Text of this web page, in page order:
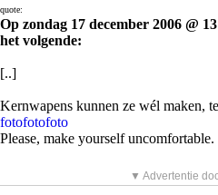
quote:
Op zondag 17 december 2006 @
het volgende:
[..]
Kernwapens kunnen ze wél maken,
fotofotofoto
Please, make yourself uncomfortable.
▼ Advertentie